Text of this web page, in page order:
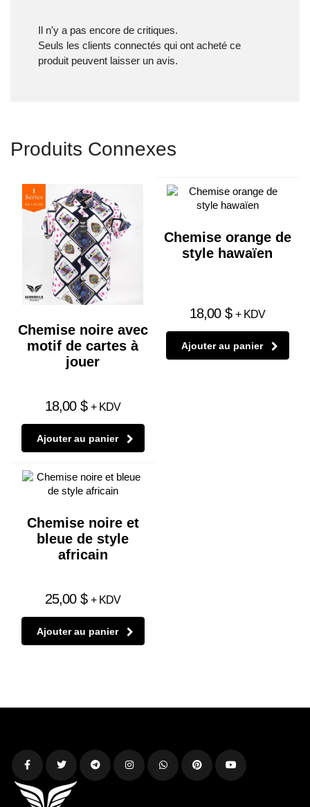
Il n'y a pas encore de critiques.
Seuls les clients connectés qui ont acheté ce
produit peuvent laisser un avis.
Produits Connexes
Chemise noire avec
motif de cartes à
jouer
18,00 $ + KDV
Ajouter au panier
Chemise orange de
style hawaïen
18,00 $ + KDV
Ajouter au panier
Chemise noire et
bleue de style
africain
25,00 $ + KDV
Ajouter au panier